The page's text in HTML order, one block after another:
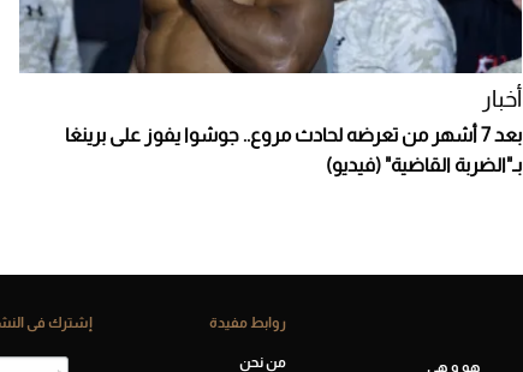
أخبار
بعد 7 أشهر من تعرضه لحادث مروع.. جوشوا يفوز على برينغا
بـ"الضربة القاضية" (فيديو)
هو و هي
روابط مفيدة
من نحن
إشترك فى